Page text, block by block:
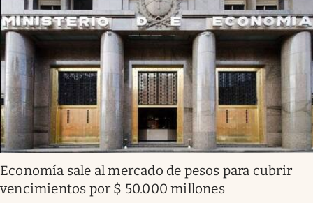
Economía sale al mercado de pesos para cubrir
vencimientos por $ 50.000 millones